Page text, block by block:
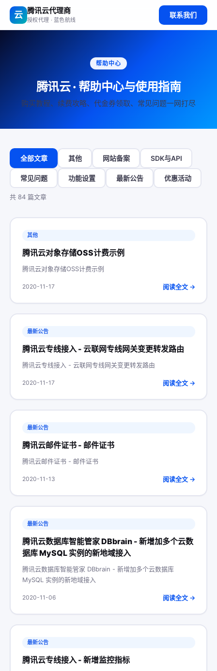
云 腾讯云代理商
授权代理 · 蓝色航线
联系我们
帮助中心
腾讯云 · 帮助中心与使用指南
购买教程、续费攻略、代金券领取、常见问题一网打尽
全部文章 其他 网站备案 SDK与API
常见问题 功能设置 最新公告 优惠活动
共 84 篇文章
其他
腾讯云对象存储OSS计费示例
腾讯云对象存储OSS计费示例
2020-11-17 阅读全文 →
最新公告
腾讯云专线接入 - 云联网专线网关变更转发路由
腾讯云专线接入 - 云联网专线网关变更转发路由
2020-11-17 阅读全文 →
最新公告
腾讯云邮件证书 - 邮件证书
腾讯云邮件证书 - 邮件证书
2020-11-13 阅读全文 →
最新公告
腾讯云数据库智能管家 DBbrain - 新增加多个云数
据库 MySQL 实例的新地域接入
腾讯云数据库智能管家 DBbrain - 新增加多个云数据库
MySQL 实例的新地域接入
2020-11-06 阅读全文 →
最新公告
腾讯云专线接入 - 新增监控指标